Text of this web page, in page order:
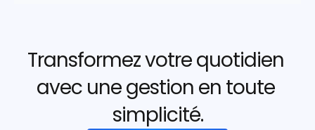
Transformez votre quotidien
avec une gestion en toute
simplicité.